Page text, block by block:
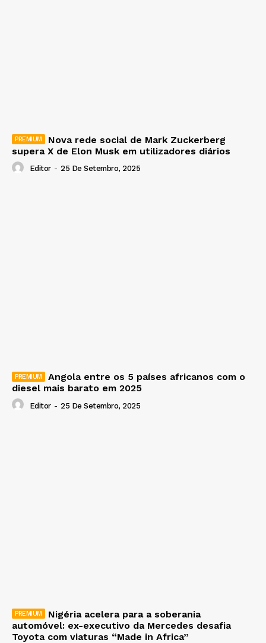
Nova rede social de Mark Zuckerberg
supera X de Elon Musk em utilizadores diários
Editor - 25 De Setembro, 2025
Angola entre os 5 países africanos com o
diesel mais barato em 2025
Editor - 25 De Setembro, 2025
Nigéria acelera para a soberania
automóvel: ex-executivo da Mercedes desafia
Toyota com viaturas “Made in Africa”